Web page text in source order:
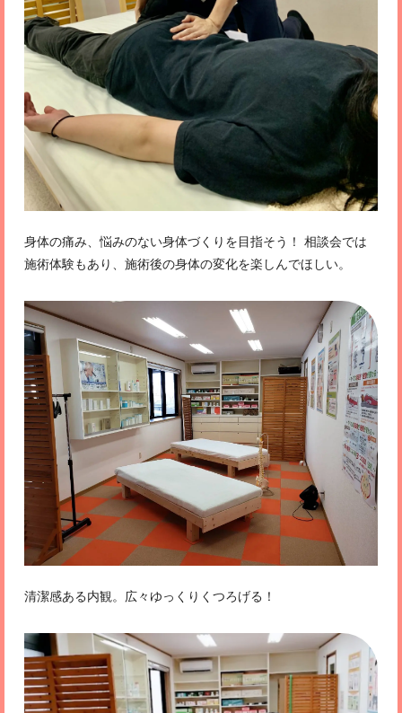
身体の痛み、悩みのない身体づくりを目指そう！ 相談会では
施術体験もあり、施術後の身体の変化を楽しんでほしい。
清潔感ある内観。広々ゆっくりくつろげる！